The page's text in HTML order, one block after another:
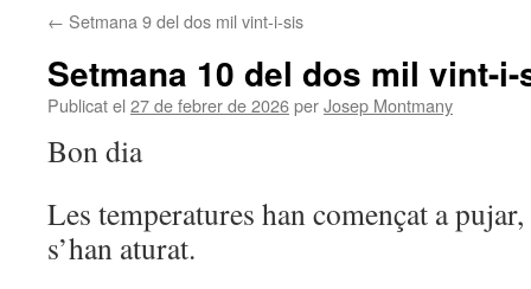
← Setmana 9 del dos mil vint-i-sis
Setmana 10 del dos mil vint-
Publicat el 27 de febrer de 2026perJosep Montmany
Bon dia
Les temperatures han començat a
s’han aturat.